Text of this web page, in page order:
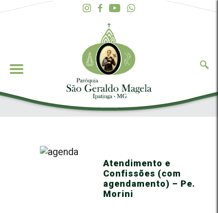
Atendimento e
Confissões (com
agendamento) – Pe.
Morini